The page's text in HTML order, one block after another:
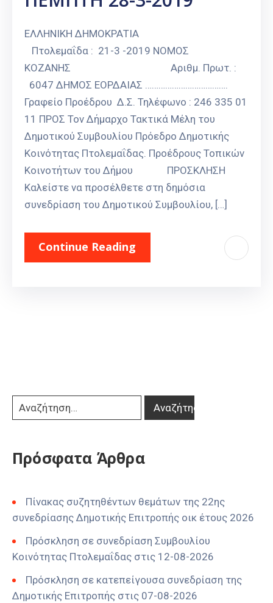
ΕΛΛΗΝΙΚΗ ΔΗΜΟΚΡΑΤΙΑ
Πτολεμαΐδα : 21-3 -2019 ΝΟΜΟΣ
ΚΟΖΑΝΗΣ Αριθμ. Πρωτ. :
6047 ΔΗΜΟΣ ΕΟΡΔΑΙΑΣ ……………………………….
Γραφείο Προέδρου Δ.Σ. Τηλέφωνο : 246 335 01
11 ΠΡΟΣ Τον Δήμαρχο Τακτικά Μέλη του
Δημοτικού Συμβουλίου Πρόεδρο Δημοτικής
Κοινότητας Πτολεμαΐδας. Προέδρους Τοπικών
Κοινοτήτων του Δήμου ΠΡΟΣΚΛΗΣΗ
Καλείστε να προσέλθετε στη δημόσια
συνεδρίαση του Δημοτικού Συμβουλίου, […]
Continue Reading
Πρόσφατα Άρθρα
Πίνακας συζητηθέντων θεμάτων της 22ης
συνεδρίασης Δημοτικής Επιτροπής οικ έτους 2026
Πρόσκληση σε συνεδρίαση Συμβουλίου
Κοινότητας Πτολεμαΐδας στις 12-08-2026
Πρόσκληση σε κατεπείγουσα συνεδρίαση της
Δημοτικής Επιτροπής στις 07-08-2026